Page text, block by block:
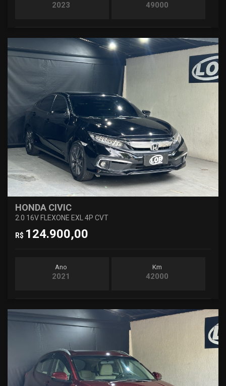
2023 49000
HONDA CIVIC
2.0 16V FLEXONE EXL 4P CVT
R$ 124.900,00
Ano
2021
Km
42000